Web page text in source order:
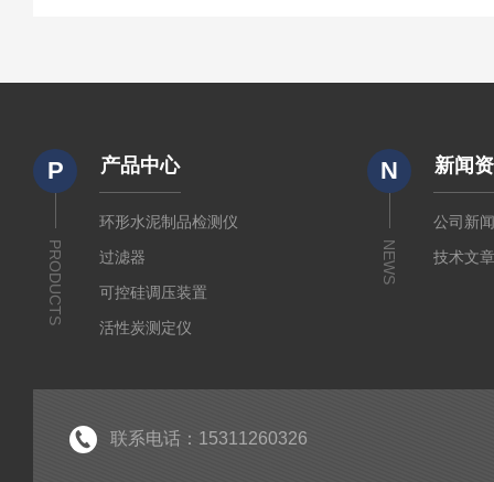
P
PRODUCTS
产品中心
环形水泥制品检测仪
过滤器
可控硅调压装置
活性炭测定仪
N
NEWS
新闻
公司新
技术文
联系电话：15311260326